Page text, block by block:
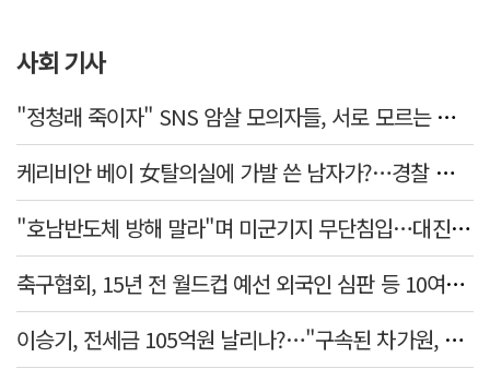
사회 기사
"정청래 죽이자" SNS 암살 모의자들, 서로 모르는 사이였다…檢송치
케리비안 베이 女탈의실에 가발 쓴 남자가?…경찰 추적 중
"호남반도체 방해 말라"며 미군기지 무단침입…대진연 회원 3명 '구속'
축구협회, 15년 전 월드컵 예선 외국인 심판 등 10여명에 '성 접대'
이승기, 전세금 105억원 날리나?…"구속된 차가원, 형사 범죄 영역"